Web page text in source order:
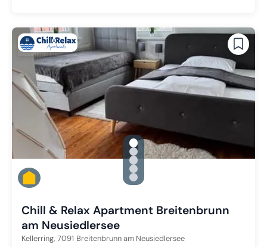
gallery.slide_selector
Zu Slide 1 wechseln
Zu Slide 2 wechseln
Zu Slide 3 wechseln
Zu Slide 4 wechseln
Zu Slide 5 wechseln
Chill & Relax Apartment Breitenbrunn
am Neusiedlersee
Kellerring, 7091 Breitenbrunn am Neusiedlersee